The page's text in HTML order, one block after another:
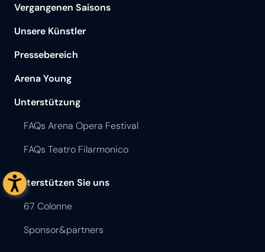
Vergangenen Saisons
Unsere Künstler
Pressebereich
Arena Young
Unterstützung
FAQs Arena Opera Festival
FAQs Teatro Filarmonico
Unterstützen Sie uns
67 Colonne
Sponsor&partners